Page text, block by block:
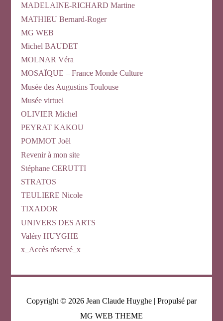
MADELAINE-RICHARD Martine
MATHIEU Bernard-Roger
MG WEB
Michel BAUDET
MOLNAR Véra
MOSAÏQUE – France Monde Culture
Musée des Augustins Toulouse
Musée virtuel
OLIVIER Michel
PEYRAT KAKOU
POMMOT Joël
Revenir à mon site
Stéphane CERUTTI
STRATOS
TEULIERE Nicole
TIXADOR
UNIVERS DES ARTS
Valéry HUYGHE
x_Accès réservé_x
Copyright © 2026 Jean Claude Huyghe | Propulsé par
MG WEB THEME